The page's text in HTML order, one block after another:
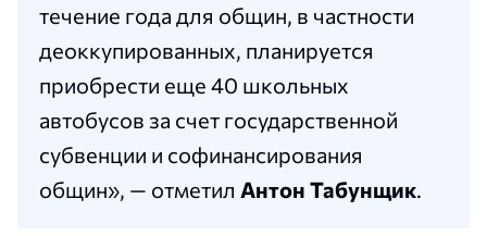
течение года для общин, в частности
деоккупированных, планируется
приобрести еще 40 школьных
автобусов за счет государственной
субвенции и софинансирования
общин», — отметил Антон Табунщик.